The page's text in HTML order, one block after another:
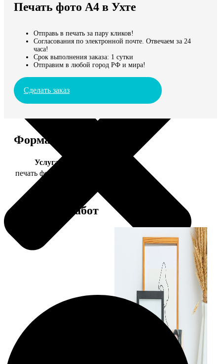
Мы доставляем по всему миру
Продолжить без города
Печать фото А4 в Ухте
Отправь в печать за пару кликов!
Согласования по электронной почте. Отвечаем за 24
часа!
Срок выполнения заказа: 1 сутки
Отправим в любой город РФ и мира!
Сделать заказ
Форматы и цены
Услуга
печать фото 20х30
Примеры работ